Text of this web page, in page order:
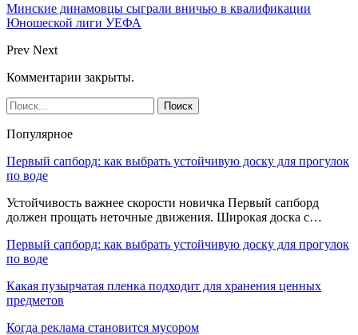
Минские динамовцы сыграли вничью в квалификации
Юношеской лиги УЕФА
Prev Next
Комментарии закрыты.
Популярное
Первый сапборд: как выбрать устойчивую доску для прогулок
по воде
Устойчивость важнее скорости новичка Первый сапборд
должен прощать неточные движения. Широкая доска с…
Первый сапборд: как выбрать устойчивую доску для прогулок
по воде
Какая пузырчатая пленка подходит для хранения ценных
предметов
Когда реклама становится мусором